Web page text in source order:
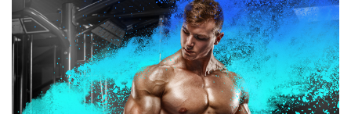
Please select
Free PNG Overlay #10